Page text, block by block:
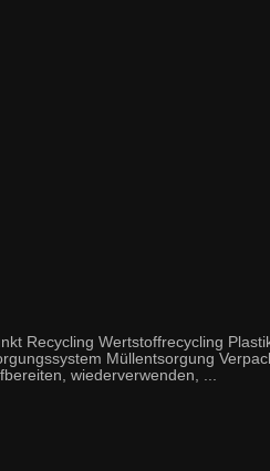
Recycling Wertstoffrecycling
Müllentsorgung
wiederverwenden, ...